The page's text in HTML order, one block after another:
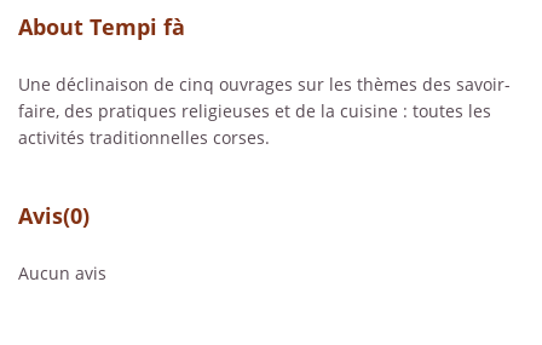
About Tempi fà
Une déclinaison de cinq ouvrages sur les thèmes des savoir-
faire, des pratiques religieuses et de la cuisine : toutes les
activités traditionnelles corses.
Avis(0)
Aucun avis